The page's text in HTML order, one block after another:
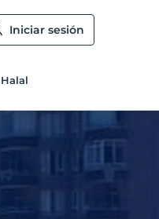
Iniciar sesión